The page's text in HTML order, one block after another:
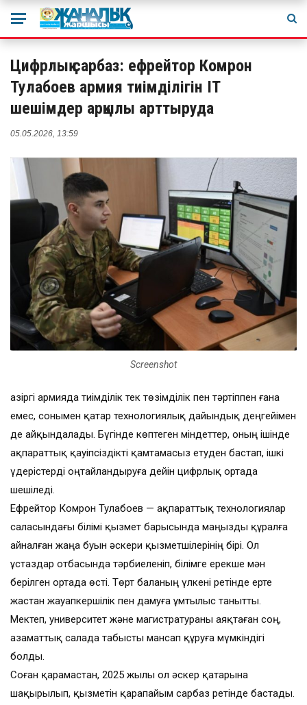
Цифрлық сарбаз: ефрейтор Комрон
Тулабоев армия тиімділігін ІТ
шешімдер арқылы арттыруда
05.05.2026, 13:59
Screenshot
Қазіргі армияда тиімділік тек төзімділік пен тәртіппен ғана
емес, сонымен қатар технологиялық дайындық деңгейімен
де айқындалады. Бүгінде көптеген міндеттер, оның ішінде
ақпараттық қауіпсіздікті қамтамасыз етуден бастап, ішкі
үдерістерді оңтайландыруға дейін цифрлық ортада
шешіледі.
Ефрейтор Комрон Тулабоев — ақпараттық технологиялар
саласындағы білімі қызмет барысында маңызды құралға
айналған жаңа буын әскери қызметшілерінің бірі. Ол
ұстаздар отбасында тәрбиеленіп, білімге ерекше мән
берілген ортада өсті. Төрт баланың үлкені ретінде ерте
жастан жауапкершілік пен дамуға ұмтылыс танытты.
Мектеп, университет және магистратураны аяқтаған соң,
азаматтық салада табысты мансап құруға мүмкіндігі
болды.
Соған қарамастан, 2025 жылы ол әскер қатарына
шақырылып, қызметін қарапайым сарбаз ретінде бастады.